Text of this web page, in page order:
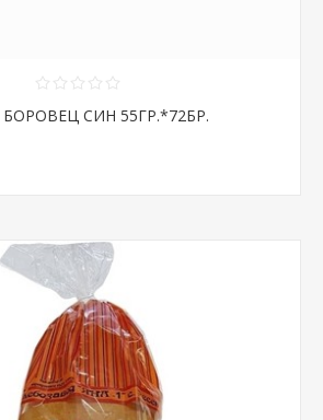
СИН 55ГР.*72БР.